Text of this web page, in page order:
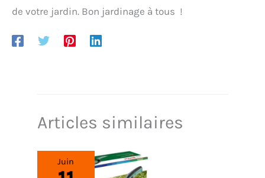
de votre jardin. Bon jardinage à tous !
Articles similaires
Juin